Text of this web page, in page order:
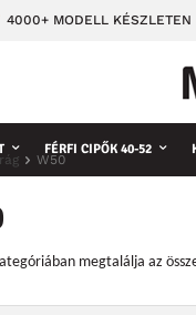
4000+ MODELL KÉSZLETEN
FÉRFI CIPŐK 40-52
W50
megtalálja az